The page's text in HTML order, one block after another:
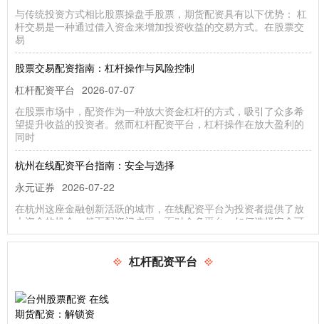
与传统投资方式相比股票操盘手股票，期货配资具有以下优势： 杠
杆交易是一种通过借入资金来增加投资收益的交易方式。在股票交
易
股票交易配资指南：杠杆操作与风险控制
杠杆配资平台 2026-07-07
在股票市场中，配资作为一种放大资金杠杆的方式，吸引了众多希
望提升收益的投资者。然而杠杆配资平台，杠杆操作在放大盈利的
同时
杭州在线配资平台指南：安全与选择
永元证券 2026-07-22
在杭州这座金融创新活跃的城市，在线配资平台为投资者提供了放
大资金的机会。然而配资门户网，面对众多平台，如何选择安全可
靠的
实盘股票操作 原油期货配资：助您把握市场机遇，实现财富增值
原油期货配资是一种杠杆化投资工具，它允许投资者以较小的本金
撬动更大的资金，从而放大收益。对于希望把握原油市场机遇的投
杠杆配资平台